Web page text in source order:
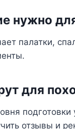
нужно
палатки,
для
отзывы и